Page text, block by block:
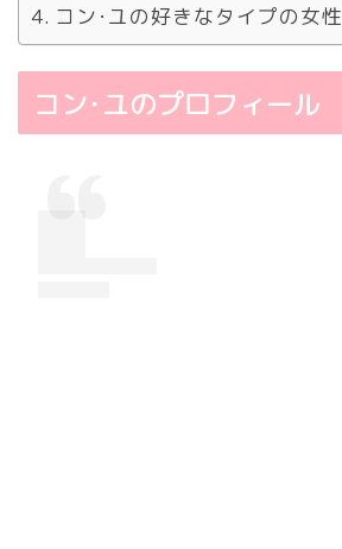
コン･ユの好きなタイプの女性
コン･ユのプロフィール